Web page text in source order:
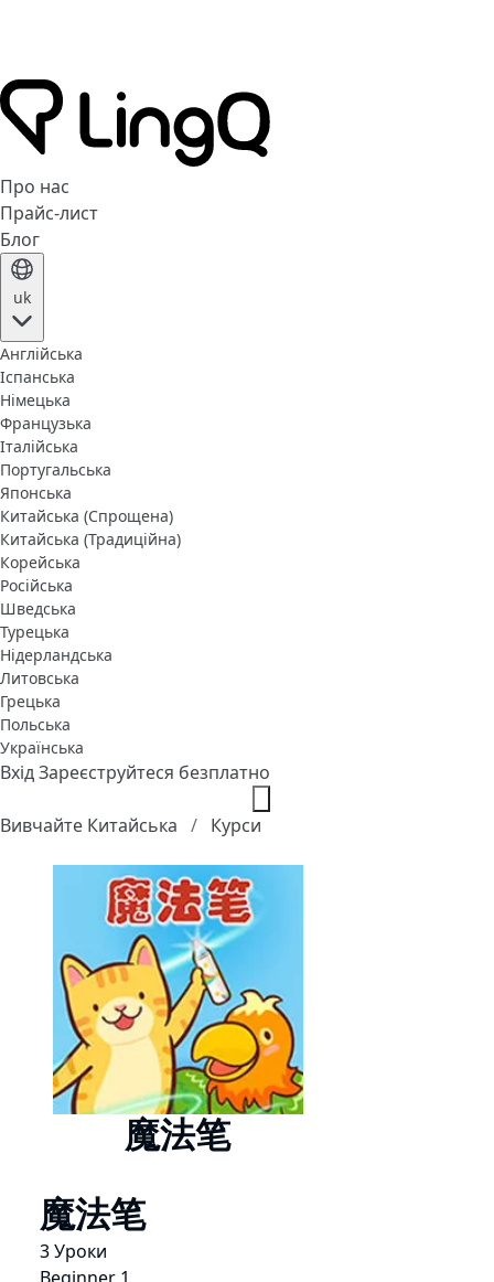
Про нас
Прайс-лист
Блог
uk
Англійська
Іспанська
Німецька
Французька
Італійська
Португальська
Японська
Китайська (Спрощена)
Китайська (Традиційна)
Корейська
Російська
Шведська
Турецька
Нідерландська
Литовська
Грецька
Польська
Українська
ВхідЗареєструйтеся безплатно
Вивчайте Китайська Курси
魔法笔
魔法笔
3 Уроки